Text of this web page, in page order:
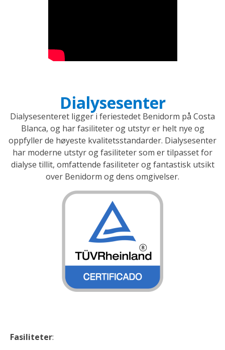
Dialysesenter
Dialysesenteret ligger i feriestedet Benidorm på Costa
Blanca, og har fasiliteter og utstyr er helt nye og
oppfyller de høyeste kvalitetsstandarder. Dialysesenter
har moderne utstyr og fasiliteter som er tilpasset for
dialyse tillit, omfattende fasiliteter og fantastisk utsikt
over Benidorm og dens omgivelser.
Fasiliteter: